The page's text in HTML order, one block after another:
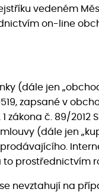
vedeném
on-line
(dále jen
zapsané v
1 zákona č. 89/
(dále jen
to prostřednictvím
nevztahují na